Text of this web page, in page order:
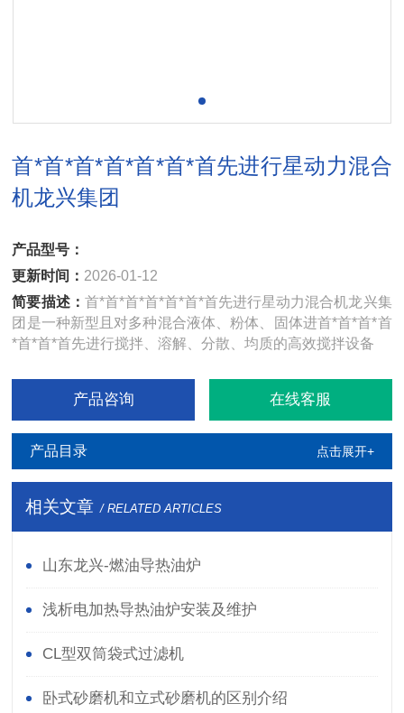
首*首*首*首*首*首*首先进行星动力混合
机龙兴集团
产品型号：
更新时间： 2026-01-12
简要描述： 首*首*首*首*首*首*首先进行星动力混合机龙兴集
团是一种新型且对多种混合液体、粉体、固体进首*首*首*首
*首*首*首先进行搅拌、溶解、分散、均质的高效搅拌设备
产品咨询 在线客服
产品目录 点击展开+
相关文章 / RELATED ARTICLES
山东龙兴-燃油导热油炉
浅析电加热导热油炉安装及维护
​CL型双筒袋式过滤机
卧式砂磨机和立式砂磨机的区别介绍